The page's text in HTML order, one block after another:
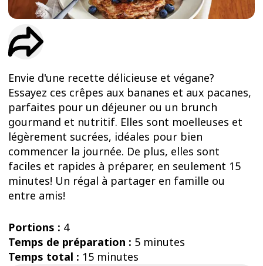
Envie d'une recette délicieuse et végane?
Essayez ces crêpes aux bananes et aux pacanes,
parfaites pour un déjeuner ou un brunch
gourmand et nutritif. Elles sont moelleuses et
légèrement sucrées, idéales pour bien
commencer la journée. De plus, elles sont
faciles et rapides à préparer, en seulement 15
minutes! Un régal à partager en famille ou
entre amis!
Portions : 4
Temps de préparation : 5 minutes
Temps total : 15 minutes